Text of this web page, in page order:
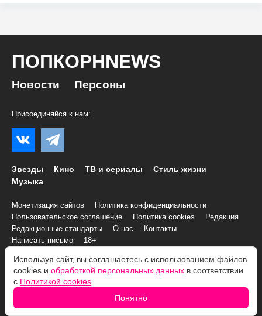
ПОПКОРНNEWS
Новости Персоны
Присоединяйся к нам:
Звезды Кино ТВ и сериалы
Стиль жизни
Музыка
Монетизация сайтов
Политика конфиденциальности
Пользовательское соглашение
Политика cookies
Редакция
Редакционные стандарты
О нас
Контакты
Написать письмо
18+
© 2007–2026 Все права и материалы принадлежат
«ПОПКОРНNEWS»
При копировании информации необходимо соблюдать
использования
Используя сайт, вы соглашаетесь с использованием файлов
cookies и обработкой персональных данных в соответствии
с Политикой cookies
Понятно